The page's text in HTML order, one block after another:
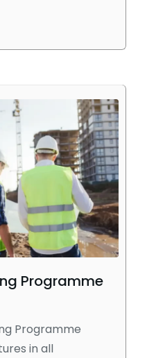
Programme
Programme
in all